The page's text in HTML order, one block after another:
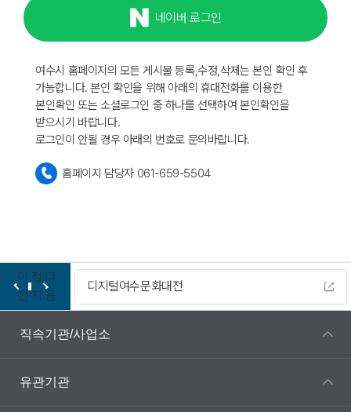
네이버 로그인
여수시 홈페이지의 모든 게시물 등록,수정,삭제는 본인 확인 후
가능합니다. 본인 확인을 위해 아래의 휴대전화를 이용한
본인확인 또는 소셜로그인 중 하나를 선택하여 본인확인을
받으시기 바랍니다.
로그인이 안될 경우 아래의 번호로 문의바랍니다.
홈페이지 담당자 061-659-5504
이
전
정
지
다
음
디지털여수문화대전
직속기관/사업소
유관기관